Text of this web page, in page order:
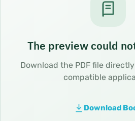
The preview could
Download the PDF file
compatible
Download